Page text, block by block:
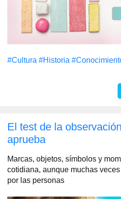
#Cultura #Historia
El test de la
aprueba
Marcas, objetos, símbolos y
cotidiana, aunque muchas
por las personas